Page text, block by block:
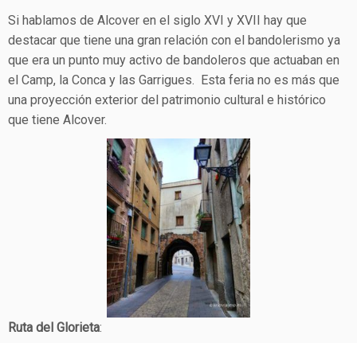
Si hablamos de Alcover en el siglo XVI y XVII hay que
destacar que tiene una gran relación con el bandolerismo ya
que era un punto muy activo de bandoleros que actuaban en
el Camp, la Conca y las Garrigues. Esta feria no es más que
una proyección exterior del patrimonio cultural e histórico
que tiene Alcover.
Ruta del Glorieta: